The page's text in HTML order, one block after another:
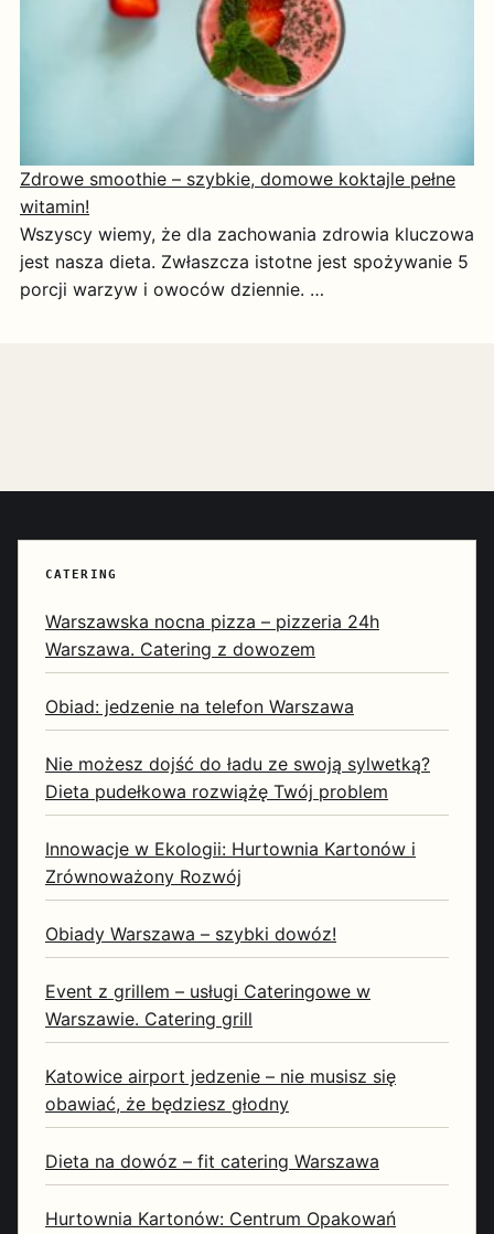
Zdrowe smoothie – szybkie, domowe koktajle pełne
witamin!
Wszyscy wiemy, że dla zachowania zdrowia kluczowa
jest nasza dieta. Zwłaszcza istotne jest spożywanie 5
porcji warzyw i owoców dziennie. …
CATERING
Warszawska nocna pizza – pizzeria 24h
Warszawa. Catering z dowozem
Obiad: jedzenie na telefon Warszawa
Nie możesz dojść do ładu ze swoją sylwetką?
Dieta pudełkowa rozwiążę Twój problem
Innowacje w Ekologii: Hurtownia Kartonów i
Zrównoważony Rozwój
Obiady Warszawa – szybki dowóz!
Event z grillem – usługi Cateringowe w
Warszawie. Catering grill
Katowice airport jedzenie – nie musisz się
obawiać, że będziesz głodny
Dieta na dowóz – fit catering Warszawa
Hurtownia Kartonów: Centrum Opakowań